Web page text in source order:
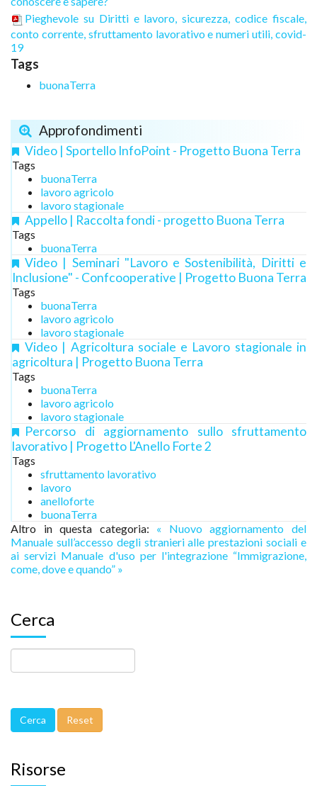
Pieghevole su Diritti e lavoro, sicurezza, codice fiscale,
conto corrente, sfruttamento lavorativo e numeri utili, covid-
19
Tags
buonaTerra
Approfondimenti
Video | Sportello InfoPoint - Progetto Buona Terra
Tags
buonaTerra
lavoro agricolo
lavoro stagionale
Appello | Raccolta fondi - progetto Buona Terra
Tags
buonaTerra
Video | Seminari "Lavoro e Sostenibilità, Diritti e
Inclusione" - Confcooperative | Progetto Buona Terra
Tags
buonaTerra
lavoro agricolo
lavoro stagionale
Video | Agricoltura sociale e Lavoro stagionale in
agricoltura | Progetto Buona Terra
Tags
buonaTerra
lavoro agricolo
lavoro stagionale
Percorso di aggiornamento sullo sfruttamento
lavorativo | Progetto L'Anello Forte 2
Tags
sfruttamento lavorativo
lavoro
anelloforte
buonaTerra
Altro in questa categoria:
« Nuovo aggiornamento del
Manuale sull’accesso degli stranieri alle prestazioni sociali e
ai servizi Manuale d'uso per l'integrazione “Immigrazione,
come, dove e quando” »
Cerca
Risorse